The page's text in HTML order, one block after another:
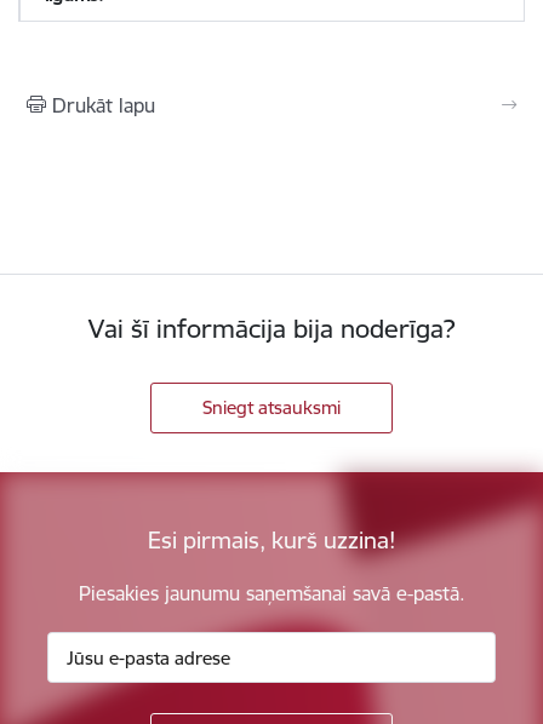
Drukāt lapu
Vai šī informācija bija noderīga?
Sniegt atsauksmi
Esi pirmais, kurš uzzina!
Piesakies jaunumu saņemšanai savā e-pastā.